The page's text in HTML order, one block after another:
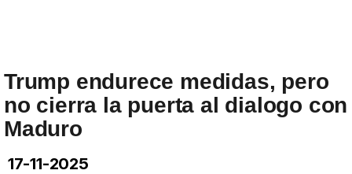
Trump endurece medidas, pero
no cierra la puerta al dialogo con
Maduro
17-11-2025